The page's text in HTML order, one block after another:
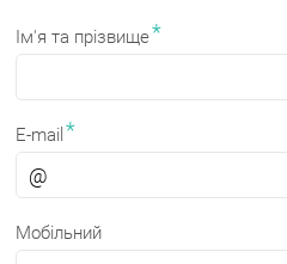
Ім'я та прізвище*
E-mail*
Мобільний